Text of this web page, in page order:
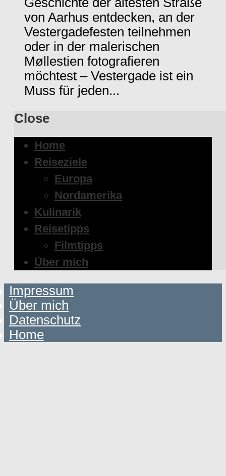
von Aarhus entdecken, an der
Vestergadefesten teilnehmen
oder in der malerischen
Møllestien fotografieren
möchtest – Vestergade ist ein
Muss für jeden...
Close
Home
Reiseziele
Europa
Nordamerika
Kulinarik
Reisetipps
Filmtipps
Über mich
Impressum
Über mich
Datenschutz
Home